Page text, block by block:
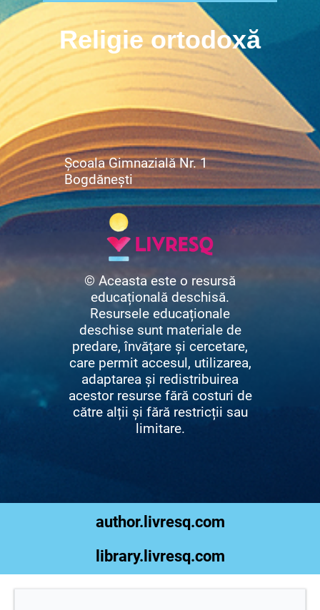
Religie ortodoxă
Școala Gimnazială Nr. 1
Bogdănești
© Aceasta este o resursă
educațională deschisă.
Resursele educaționale
deschise sunt materiale de
predare, învățare și cercetare,
care permit accesul, utilizarea,
adaptarea și redistribuirea
acestor resurse fără costuri de
către alții și fără restricții sau
limitare.
author.livresq.com
library.livresq.com